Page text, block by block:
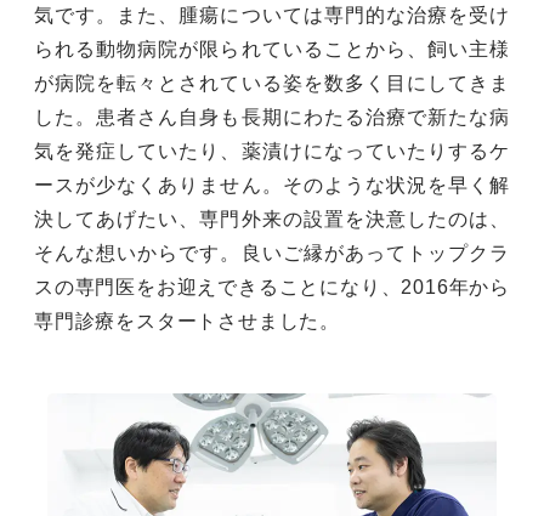
気です。また、腫瘍については専門的な治療を受け
られる動物病院が限られていることから、飼い主様
が病院を転々とされている姿を数多く目にしてきま
した。患者さん自身も長期にわたる治療で新たな病
気を発症していたり、薬漬けになっていたりするケ
ースが少なくありません。そのような状況を早く解
決してあげたい、専門外来の設置を決意したのは、
そんな想いからです。良いご縁があってトップクラ
スの専門医をお迎えできることになり、2016年から
専門診療をスタートさせました。